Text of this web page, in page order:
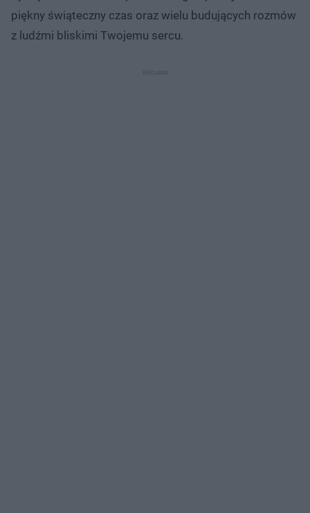
piękny świąteczny czas oraz wielu budujących rozmów
z ludźmi bliskimi Twojemu sercu.